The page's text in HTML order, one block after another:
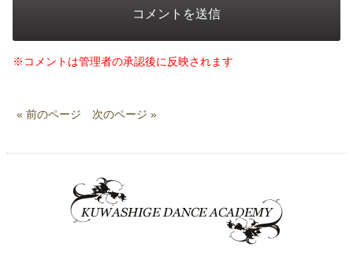
※コメントは管理者の承認後に反映されます
« 前のページ 次のページ »